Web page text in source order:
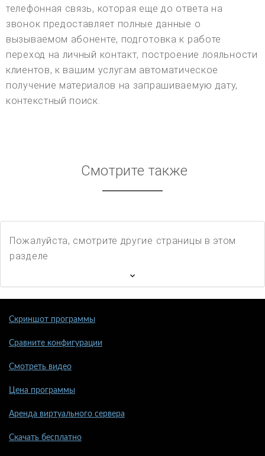
телефонная связь, которая еще до ответа на
звонок предоставляет полные данные о
вызываемом абоненте, подготовка к работе
переход на личный контакт, построение лояльности
клиентов, к вашим услугам автоматическое
получение материалов на запрашиваемую дату,
контекстный поиск.
Смотрите также
Пожалуйста, смотрите другие страницы в этом
разделе
Скриншот программы
Сравните конфигурации
Смотреть видео
Цена программы
Аренда виртуального сервера
Скачать бесплатно